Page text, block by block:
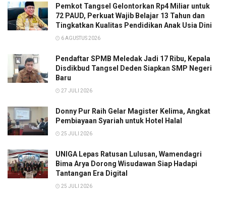
Pemkot Tangsel Gelontorkan Rp4 Miliar untuk
72 PAUD, Perkuat Wajib Belajar 13 Tahun dan
Tingkatkan Kualitas Pendidikan Anak Usia Dini
6 AGUSTUS 2026
Pendaftar SPMB Meledak Jadi 17 Ribu, Kepala
Disdikbud Tangsel Deden Siapkan SMP Negeri
Baru
27 JULI 2026
Donny Pur Raih Gelar Magister Kelima, Angkat
Pembiayaan Syariah untuk Hotel Halal
25 JULI 2026
UNIGA Lepas Ratusan Lulusan, Wamendagri
Bima Arya Dorong Wisudawan Siap Hadapi
Tantangan Era Digital
25 JULI 2026